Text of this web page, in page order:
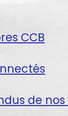
CCB
de nos